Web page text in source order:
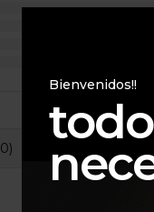
0)
Bienvenidos!!